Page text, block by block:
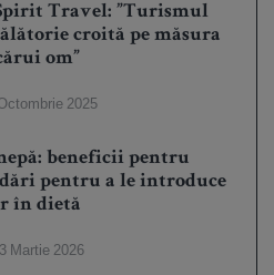
Travel: ”Turismul
croită pe măsura
om”
2025
beneficii pentru
pentru a le introduce
în dietă
Martie 2026